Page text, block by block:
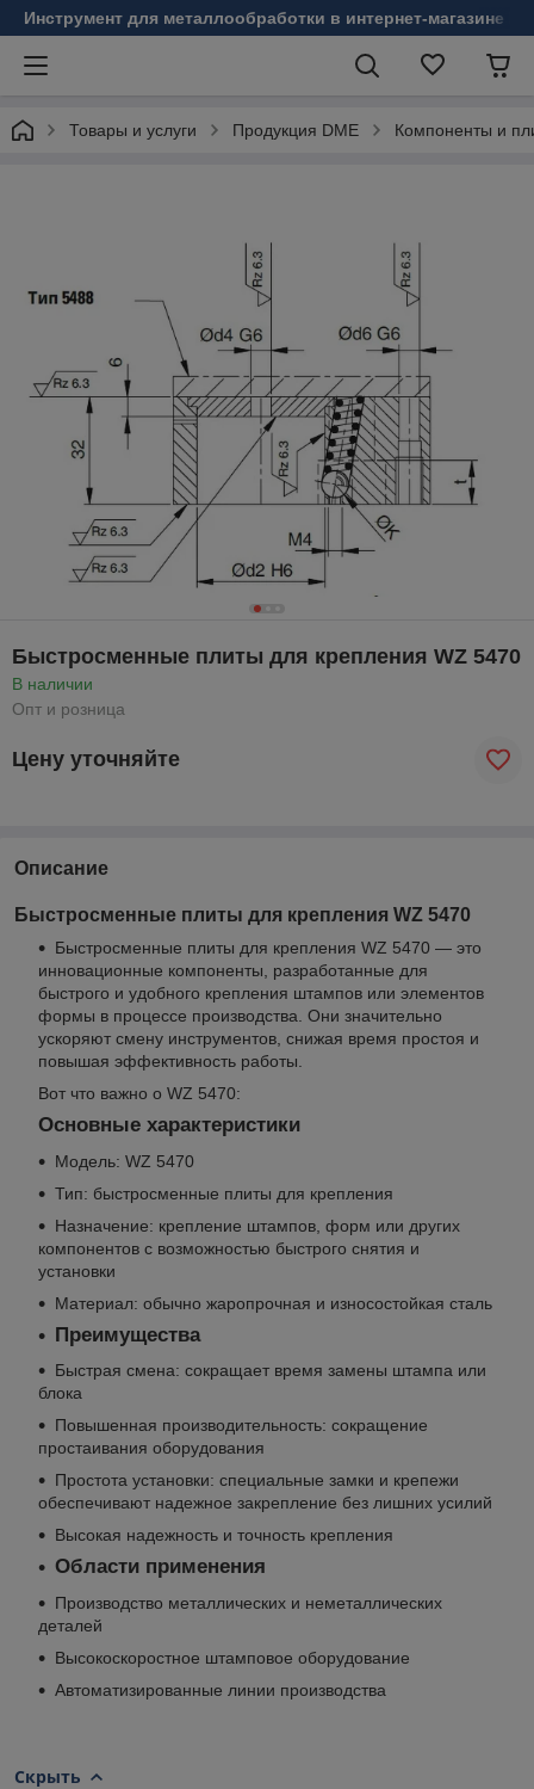
Инструмент для металлообработки в интернет-магазине
Товары и услуги Продукция DME Компоненты и
Быстросменные плиты для крепления WZ 5470
В наличии
Опт и розница
Цену уточняйте
Описание
Быстросменные плиты для крепления WZ 5470
Быстросменные плиты для крепления WZ 5470 — это
инновационные компоненты, разработанные для
быстрого и удобного крепления штампов или элементов
формы в процессе производства. Они значительно
ускоряют смену инструментов, снижая время простоя и
повышая эффективность работы.
Вот что важно о WZ 5470:
Основные характеристики
Модель: WZ 5470
Тип: быстросменные плиты для крепления
Назначение: крепление штампов, форм или других
компонентов с возможностью быстрого снятия и
установки
Материал: обычно жаропрочная и износостойкая сталь
Преимущества
Быстрая смена: сокращает время замены штампа или
блока
Повышенная производительность: сокращение
простаивания оборудования
Простота установки: специальные замки и крепежи
обеспечивают надежное закрепление без лишних усилий
Высокая надежность и точность крепления
Области применения
Производство металлических и неметаллических
деталей
Высокоскоростное штамповое оборудование
Автоматизированные линии производства
Скрыть